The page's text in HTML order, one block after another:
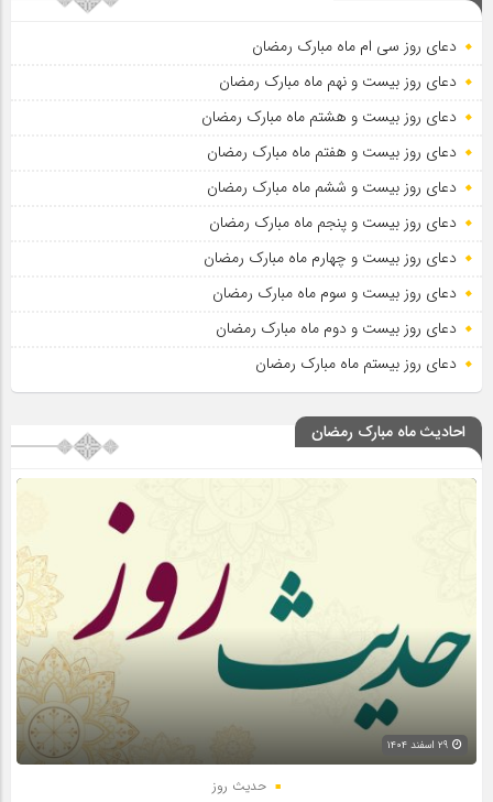
دعای روز سی ام ماه مبارک رمضان
دعای روز بیست و نهم ماه مبارک رمضان
دعای روز بیست و هشتم ماه مبارک رمضان
دعای روز بیست و هفتم ماه مبارک رمضان
دعای روز بیست و ششم ماه مبارک رمضان
دعای روز بیست و پنجم ماه مبارک رمضان
دعای روز بیست و چهارم ماه مبارک رمضان
دعای روز بیست و سوم ماه مبارک رمضان
دعای روز بیست و دوم ماه مبارک رمضان
دعای روز بیستم ماه مبارک رمضان
احادیث ماه مبارک رمضان
حدیث روز